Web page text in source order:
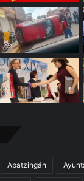
Apatzingán